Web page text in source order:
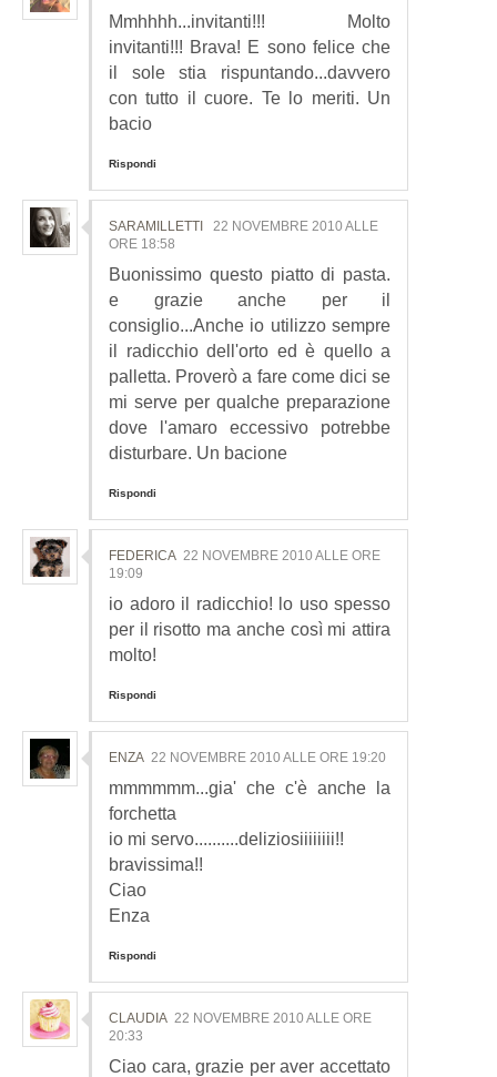
Mmhhhh...invitanti!!! Molto
invitanti!!! Brava! E sono felice che
il sole stia rispuntando...davvero
con tutto il cuore. Te lo meriti. Un
bacio
Rispondi
SARAMILLETTI
22 NOVEMBRE 2010 ALLE
ORE 18:58
Buonissimo questo piatto di pasta.
e grazie anche per il
consiglio...Anche io utilizzo sempre
il radicchio dell'orto ed è quello a
palletta. Proverò a fare come dici se
mi serve per qualche preparazione
dove l'amaro eccessivo potrebbe
disturbare. Un bacione
Rispondi
FEDERICA 22 NOVEMBRE 2010 ALLE ORE
19:09
io adoro il radicchio! lo uso spesso
per il risotto ma anche così mi attira
molto!
Rispondi
ENZA 22 NOVEMBRE 2010 ALLE ORE 19:20
mmmmmm...gia' che c'è anche la
forchetta
io mi servo..........deliziosiiiiiiii!!
bravissima!!
Ciao
Enza
Rispondi
CLAUDIA 22 NOVEMBRE 2010 ALLE ORE
20:33
Ciao cara, grazie per aver accettato